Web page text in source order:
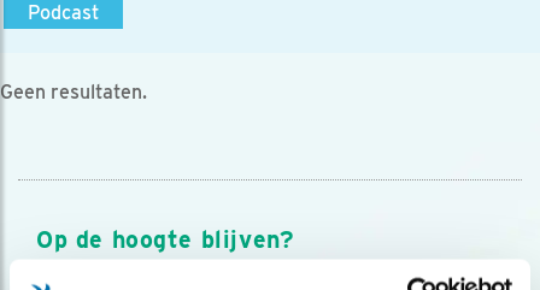
Podcast
Geen resultaten.
Op de hoogte blijven?
Meld je aan en ontvang nieuws, inspiratie, acties en tips